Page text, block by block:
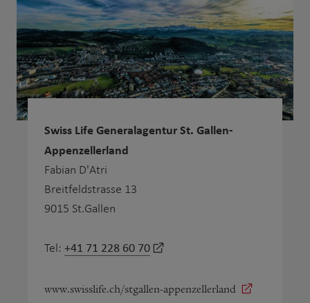
Swiss Life Generalagentur St. Gallen-
Appenzellerland
Fabian D'Atri
Breitfeldstrasse 13
9015 St.Gallen
Tel: +41 71 228 60 70
www.swisslife.ch/stgallen-appenzellerland